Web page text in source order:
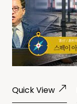
Quick View